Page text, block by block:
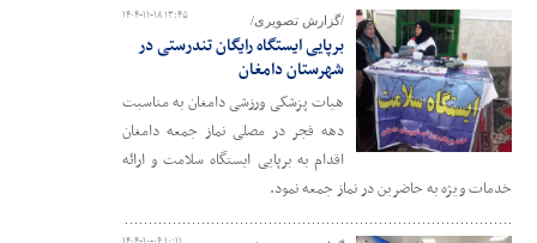
۱۴۰۴-۱۱-۱۸ ۱۳:۴۵ /گزارش تصویری/
برپایی ایستگاه رایگان تندرستی در
شهرستان دامغان
هیات پزشکی ورزشی دامغان به مناسبت
دهه فجر در مصلی نماز جمعه دامغان
اقدام به برپایی ایستگاه سلامت و ارائه
خدمات ویژه به حاضرین در نماز جمعه نمود.